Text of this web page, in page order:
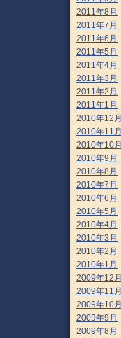
2011年8月
2011年7月
2011年6月
2011年5月
2011年4月
2011年3月
2011年2月
2011年1月
2010年12月
2010年11月
2010年10月
2010年9月
2010年8月
2010年7月
2010年6月
2010年5月
2010年4月
2010年3月
2010年2月
2010年1月
2009年12月
2009年11月
2009年10月
2009年9月
2009年8月